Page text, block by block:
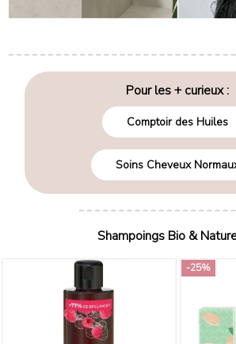
Pour les + curieux :
Comptoir des Huiles
Soins Cheveux
Shampoings Bio &
-25%